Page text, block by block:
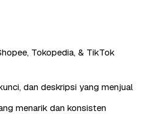
Tokopedia, & TikTok
dan deskripsi yang menjual
menarik dan konsisten